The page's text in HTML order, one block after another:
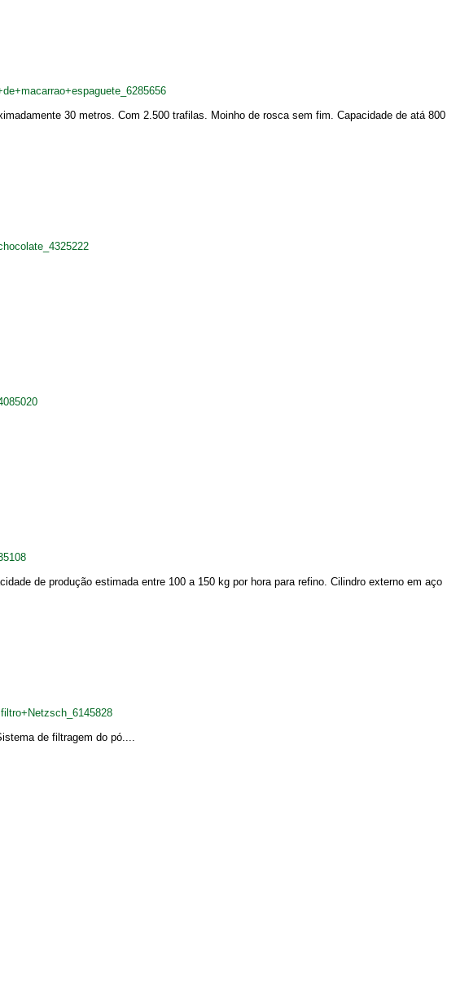
30 metros. Com 2.500 trafilas. Moinho de rosca sem fim. Capacidade de atá 800
de produção estimada entre 100 a 150 kg por hora para refino. Cilindro externo em aço
de filtragem do pó....